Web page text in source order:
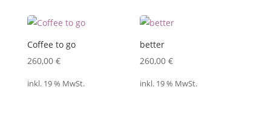
Coffee to go
260,00 €
inkl. 19 % MwSt.
better
260,00€
inkl. 19 % MwSt.